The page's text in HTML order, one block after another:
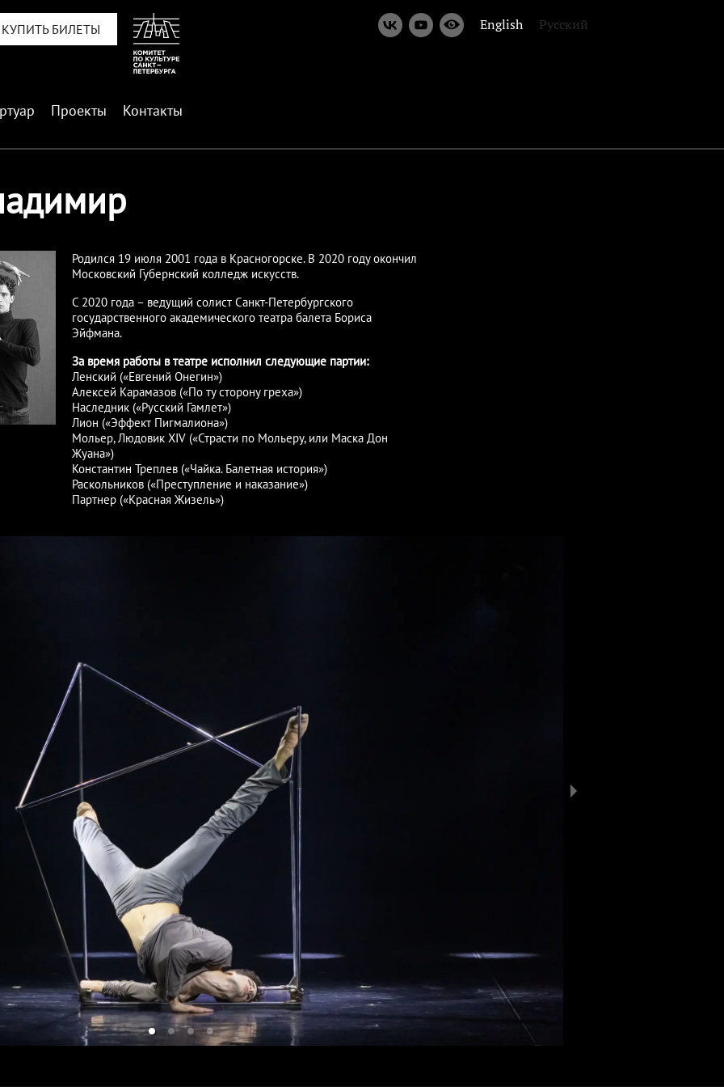
КУПИТЬ БИЛЕТЫ English Русский
Проекты Контакты
Родился 19 июля 2001 года в Красногорске. В 2020 году окончил
Московский Губернский колледж искусств.
С 2020 года – ведущий солист Санкт-Петербургского
государственного академического театра балета Бориса
Эйфмана.
За время работы в театре исполнил следующие партии:
Ленский («Евгений Онегин»)
Алексей Карамазов («По ту сторону греха»)
Наследник («Русский Гамлет»)
Лион («Эффект Пигмалиона»)
Мольер, Людовик XIV («Страсти по Мольеру, или Маска Дон
Жуана»)
Константин Треплев («Чайка. Балетная история»)
Раскольников («Преступление и наказание»)
Партнер («Красная Жизель»)